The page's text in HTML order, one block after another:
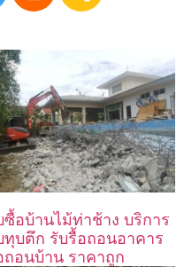
ซื้อบ้านไม้ท่าช้าง บริการ
ทุบตึก รับรื้อถอนอาคาร
ถอนบ้าน ราคาถูก